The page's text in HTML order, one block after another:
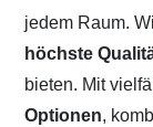
jedem Raum.
höchste
bieten. Mit
Optionen,